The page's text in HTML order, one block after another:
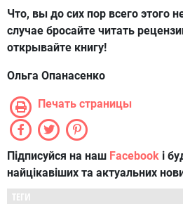
Что, вы до сих пор всего этого
случае бросайте читать
открывайте книгу!
Ольга Опанасенко
Печать страницы
Підписуйся на наш Facebook і
найцікавіших та актуальних
ТЕГИ